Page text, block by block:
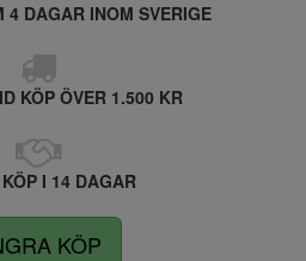
4 DAGAR INOM SVERIGE
KÖP ÖVER 1.500 KR
I 14 DAGAR
KÖP